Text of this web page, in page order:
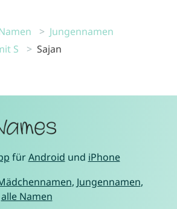
Jungennamen
S
Sajan
fürAndroid und iPhone
, Jungennamen,
alle Namen